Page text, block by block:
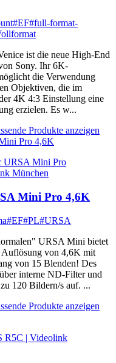
#EF#full-format-
ist die neue High-End
Sony. Ihr 6K-
die Verwendung
Objektiven, die im
4K 4:3 Einstellung eine
erzielen. Es w...
Produkte anzeigen
Pro 4,6K
Mini Pro 4,6K
#EF#PL#URSA
URSA Mini bietet
Auflösung von 4,6K mit
von 15 Blenden! Des
interne ND-Filter und
120 Bildern/s auf. ...
Produkte anzeigen